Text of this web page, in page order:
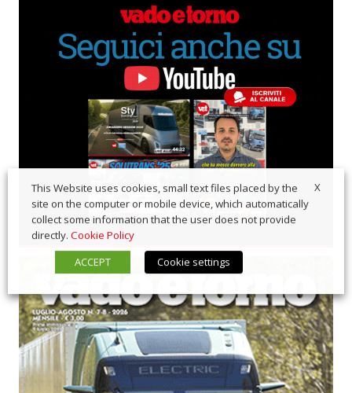
X
This Website uses cookies, small text files placed by the
site on the computer or mobile device, which automatically
collect some information that the user does not provide
directly. Cookie Policy
ACCEPT
Cookie settings